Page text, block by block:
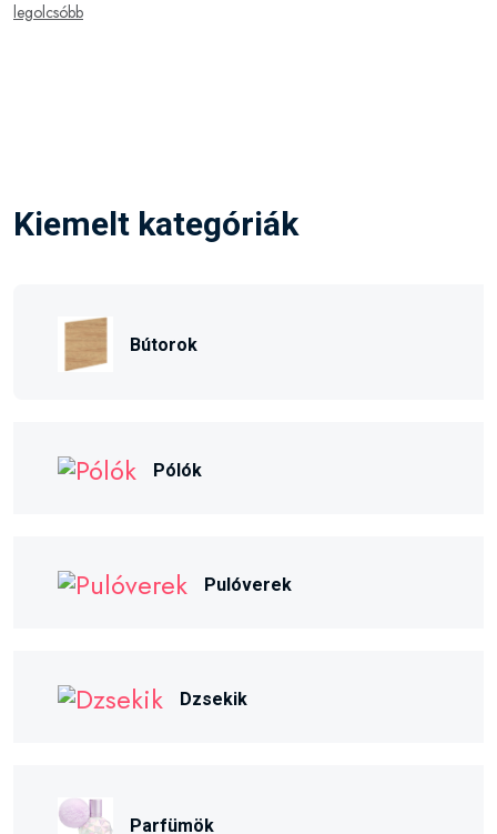
legolcsóbb
Kiemelt kategóriák
Bútorok
Pólók
Pulóverek
Dzsekik
Parfümök